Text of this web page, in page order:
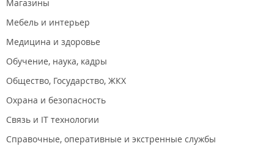
Магазины
Мебель и интерьер
Медицина и здоровье
Обучение, наука, кадры
Общество, Государство, ЖКХ
Охрана и безопасность
Связь и IT технологии
Справочные, оперативные и экстренные службы